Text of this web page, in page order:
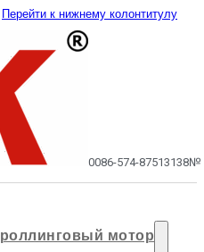
Перейти к нижнему колонтитулу
0086-574-87513138№
мотор